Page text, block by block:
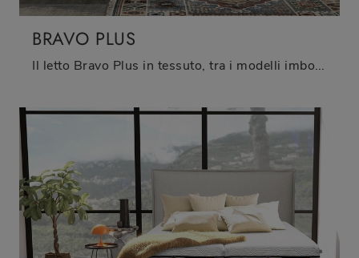
BRAVO PLUS
Il letto Bravo Plus in tessuto, tra i modelli imbottiti matrimoniali moderni di Tomasella, è perfetto per assicurarti il sonno più profondo.